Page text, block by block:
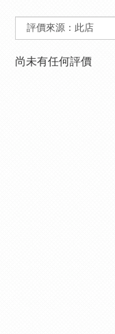
尚未有任何評價